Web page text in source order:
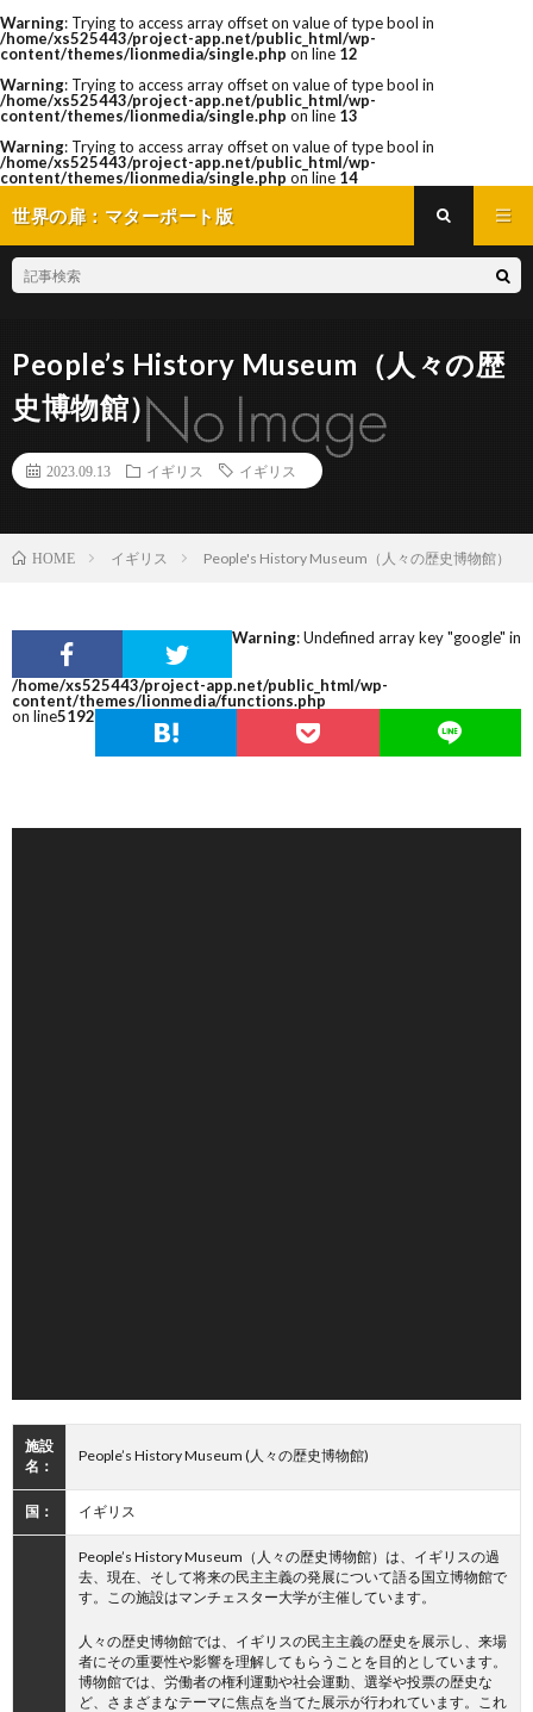
Warning: Trying to access array offset on value of type bool in
/home/xs525443/project-app.net/public_html/wp-
content/themes/lionmedia/single.php on line 12
Warning: Trying to access array offset on value of type bool in
/home/xs525443/project-app.net/public_html/wp-
content/themes/lionmedia/single.php on line 13
Warning: Trying to access array offset on value of type bool in
/home/xs525443/project-app.net/public_html/wp-
content/themes/lionmedia/single.php on line 14
世界の扉：マターポート版
People’s History Museum（人々の歴
史博物館）
2023.09.13 イギリス イギリス
HOME イギリス People's History Museum（人々の歴史博物館）
Warning: Undefined array key "google" in
/home/xs525443/project-app.net/public_html/wp-
content/themes/lionmedia/functions.php
on line5192
施設
名：
People’s History Museum (人々の歴史博物館)
国： イギリス
People’s History Museum（人々の歴史博物館）は、イギリスの過
去、現在、そして将来の民主主義の発展について語る国立博物館で
す。この施設はマンチェスター大学が主催しています。
人々の歴史博物館では、イギリスの民主主義の歴史を展示し、来場
者にその重要性や影響を理解してもらうことを目的としています。
博物館では、労働者の権利運動や社会運動、選挙や投票の歴史な
ど、さまざまなテーマに焦点を当てた展示が行われています。これ